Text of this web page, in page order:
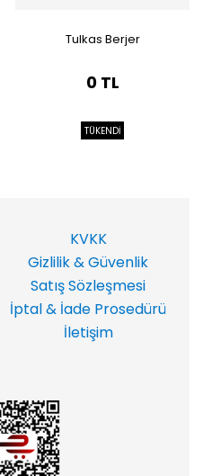
Tulkas Berjer
0 TL
TÜKENDİ
KVKK
Gizlilik & Güvenlik
Satış Sözleşmesi
İptal & İade Prosedürü
İletişim